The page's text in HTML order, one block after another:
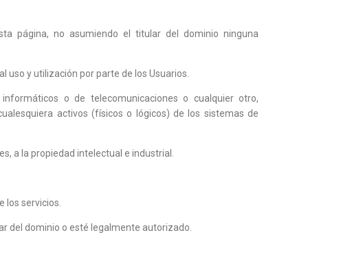
página, no asumiendo el titular del dominio ninguna
uso y utilización por parte de los Usuarios.
o de telecomunicaciones o cualquier otro,
activos (físicos o lógicos) de los sistemas de
a la propiedad intelectual e industrial.
los servicios.
del dominio o esté legalmente autorizado.